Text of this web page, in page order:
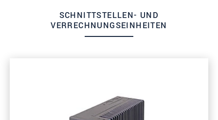
SCHNITTSTELLEN- UND
VERRECHNUNGSEINHEITEN